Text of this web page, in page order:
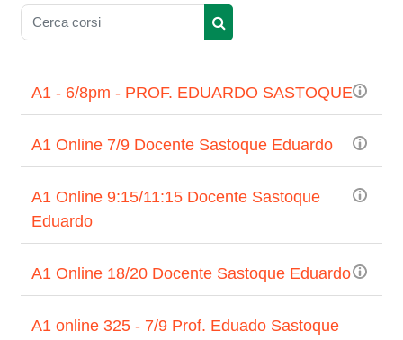
Cerca corsi
Cerca corsi
A1 - 6/8pm - PROF. EDUARDO SASTOQUE
A1 Online 7/9 Docente Sastoque Eduardo
A1 Online 9:15/11:15 Docente Sastoque
Eduardo
A1 Online 18/20 Docente Sastoque Eduardo
A1 online 325 - 7/9 Prof. Eduado Sastoque